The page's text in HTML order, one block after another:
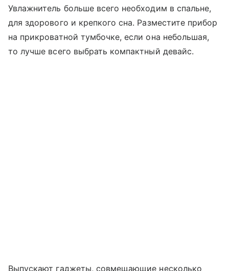
Увлажнитель больше всего необходим в спальне,
для здорового и крепкого сна. Разместите прибор
на прикроватной тумбочке, если она небольшая,
то лучше всего выбрать компактный девайс.
Выпускают гаджеты, совмещающие несколько